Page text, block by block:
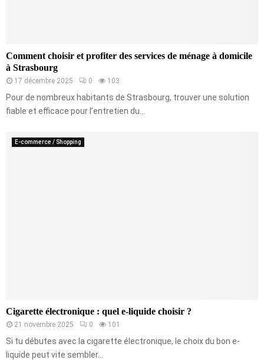
Comment choisir et profiter des services de ménage à domicile
à Strasbourg
17 décembre 2025 0 103
Pour de nombreux habitants de Strasbourg, trouver une solution
fiable et efficace pour l’entretien du...
E-commerce / Shopping
Cigarette électronique : quel e-liquide choisir ?
21 novembre 2025 0 101
Si tu débutes avec la cigarette électronique, le choix du bon e-
liquide peut vite sembler...